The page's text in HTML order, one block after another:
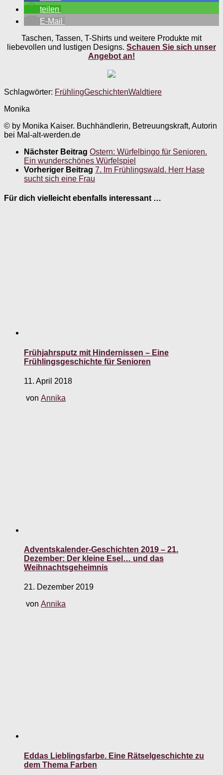
teilen
E-Mail
Taschen, Tassen, T-Shirts und weitere Produkte mit
liebevollen und lustigen Designs. Schauen Sie sich unser
Angebot an!
Schlagwörter: FrühlingGeschichtenWaldtiere
Monika
© by Monika Kaiser. Buchhändlerin, Betreuungskraft, Autorin
bei Mal-alt-werden.de
Nächster Beitrag Ostern: Würfelbingo für Senioren.
Ein wunderschönes Würfelspiel
Vorheriger Beitrag 7. Im Frühlingswald. Herr Hase
sucht sich eine Frau
Für dich vielleicht ebenfalls interessant …
Frühjahrsputz mit Hindernissen – Eine
Frühlingsgeschichte für Senioren
11. April 2018
von Annika
Adventskalender-Geschichten 2019 – 21.
Dezember: Der kleine Esel… und das
Weihnachtsgeheimnis
21. Dezember 2019
von Annika
Eddas Lieblingsfarbe. Eine Rätselgeschichte zu
dem Thema Farben